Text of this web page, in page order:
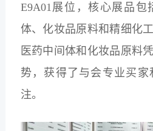
E9A01展位，核心展品包
体、化妆品原料和精细化
医药中间体和化妆品原料
势，获得了与会专业买
注。